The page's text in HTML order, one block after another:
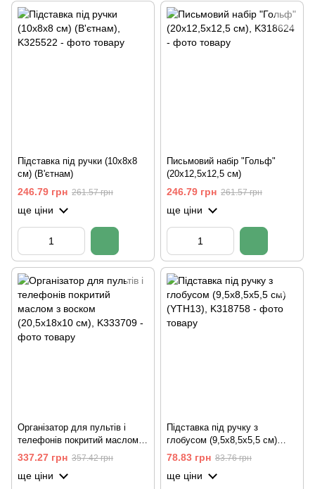
Підставка під ручки (10х8х8
см) (В'єтнам)
246.79 грн 261.57 грн
ще ціни
Письмовий набір "Гольф"
(20х12,5х12,5 см)
246.79 грн 261.57 грн
ще ціни
Організатор для пультів і
телефонів покритий маслом з
воском (20,5х18х10 см)
337.27 грн 357.42 грн
ще ціни
Підставка під ручку з
глобусом (9,5х8,5х5,5 см)
(YTH13)
78.83 грн 83.76 грн
ще ціни